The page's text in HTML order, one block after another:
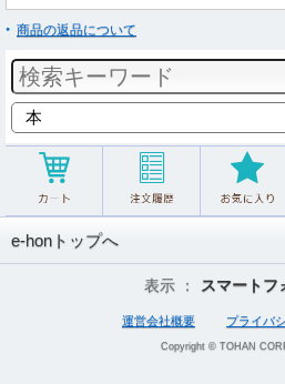
商品の返品について
e-honトップへ
表示 ： スマートフ
運営会社概要 プライバ
Copyright © TOHAN